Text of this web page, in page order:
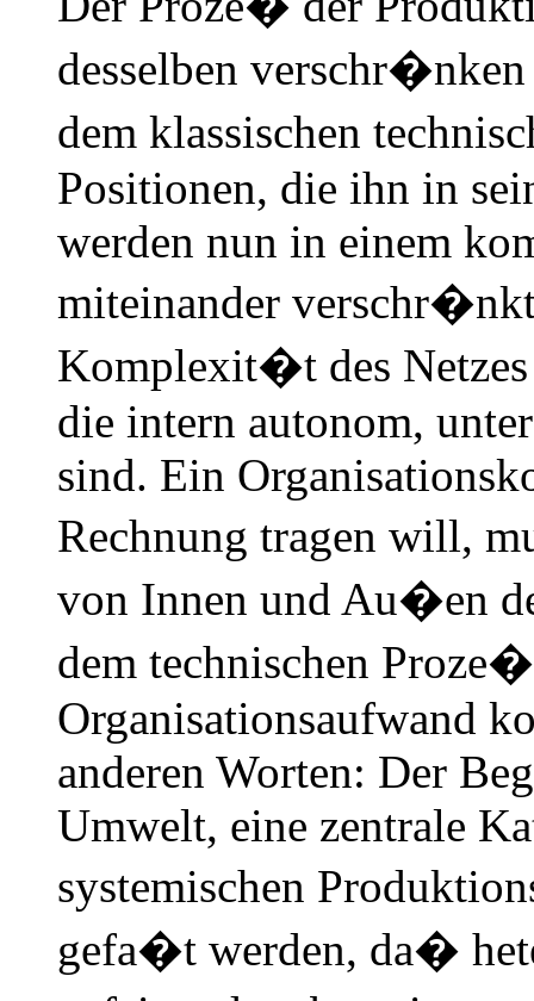
desselben
dem klassischen
Positionen, die ihn in
werden nun in einem
miteinander
Komplexit�t des Netzes
die intern autonom,
sind. Ein
Rechnung tragen will,
von Innen und Au�en
dem technischen
Organisationsaufwand
anderen Worten: Der
Umwelt, eine zentrale
systemischen
gefa�t werden, da�